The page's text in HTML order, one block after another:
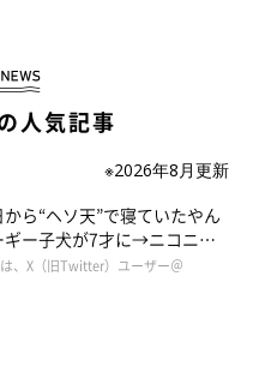
人気記事
※2026年8月更新
ら“ヘソ天”で寝ていたやん
ギー子犬が7才に→ニコニ
スマイル”が魅力のコに成
、X（旧Twitter）ユーザー＠